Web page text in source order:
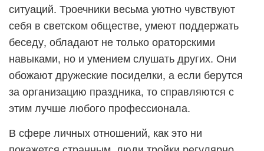
ситуаций. Троечники весьма уютно чувствуют
себя в светском обществе, умеют поддержать
беседу, обладают не только ораторскими
навыками, но и умением слушать других. Они
обожают дружеские посиделки, а если берутся
за организацию праздника, то справляются с
этим лучше любого профессионала.
В сфере личных отношений, как это ни